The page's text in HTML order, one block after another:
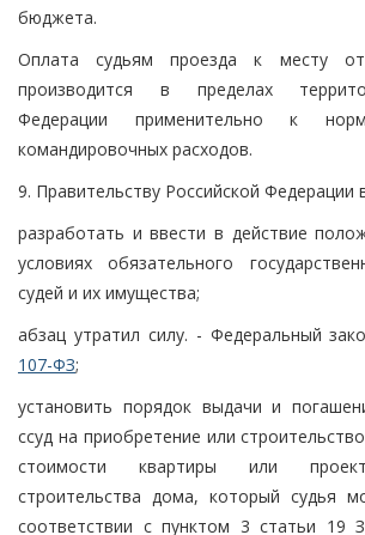
бюджета.
Оплата судьям проезда к месту
производится в пределах
Федерации применительно к
командировочных расходов.
9. Правительству Российской Федерации
разработать и ввести в действие
условиях обязательного
судей и их имущества;
абзац утратил силу. - Федеральный
107-ФЗ;
установить порядок выдачи и
ссуд на приобретение или
стоимости квартиры или
строительства дома, который судья
соответствии с пунктом 3 статьи 19